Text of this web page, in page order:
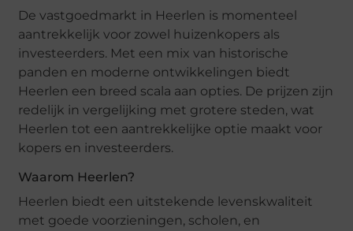
De vastgoedmarkt in Heerlen is momenteel
aantrekkelijk voor zowel huizenkopers als
investeerders. Met een mix van historische
panden en moderne ontwikkelingen biedt
Heerlen een breed scala aan opties. De prijzen zijn
redelijk in vergelijking met grotere steden, wat
Heerlen tot een aantrekkelijke optie maakt voor
kopers en investeerders.
Waarom Heerlen?
Heerlen biedt een uitstekende levenskwaliteit
met goede voorzieningen, scholen, en